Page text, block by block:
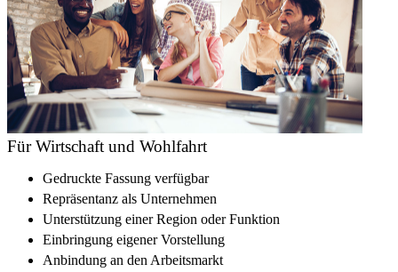
Für Wirtschaft und Wohlfahrt
Gedruckte Fassung verfügbar
Repräsentanz als Unternehmen
Unterstützung einer Region oder Funktion
Einbringung eigener Vorstellung
Anbindung an den Arbeitsmarkt